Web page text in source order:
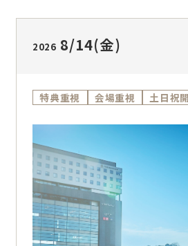
相談、親御様同席、他会場
から大人数婚まで幅広く対
が人数・時期・予算に合わせ
2026 8/14(金)
特典重視 会場重視 土日祝